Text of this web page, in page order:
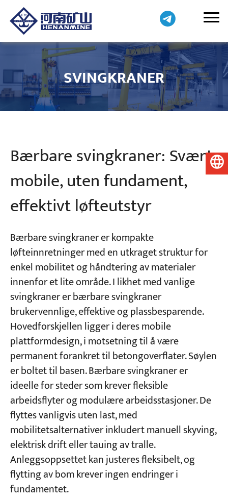
Prosjekter
SVINGKRANER
Bærbare svingkraner: Svært
mobile, uten fundament,
effektivt løfteutstyr
Bærbare svingkraner er kompakte
løfteinnretninger med en utkraget struktur for
enkel mobilitet og håndtering av materialer
innenfor et lite område. I likhet med vanlige
svingkraner er bærbare svingkraner
brukervennlige, effektive og plassbesparende.
Hovedforskjellen ligger i deres mobile
plattformdesign, i motsetning til å være
permanent forankret til betongoverflater. Søylen
er boltet til basen. Bærbare svingkraner er
ideelle for steder som krever fleksible
arbeidsflyter og modulære arbeidsstasjoner. De
flyttes vanligvis uten last, med
mobilitetsalternativer inkludert manuell skyving,
elektrisk drift eller tauing av tralle.
Anleggsoppsettet kan justeres fleksibelt, og
flytting av bom krever ingen endringer i
fundamentet.
Norsk